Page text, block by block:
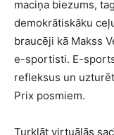
maciņa biezums,
demokrātiskāku
braucēji kā Makss
e-sportisti. E-
refleksus un
Prix posmiem.
Turklāt virtuālās